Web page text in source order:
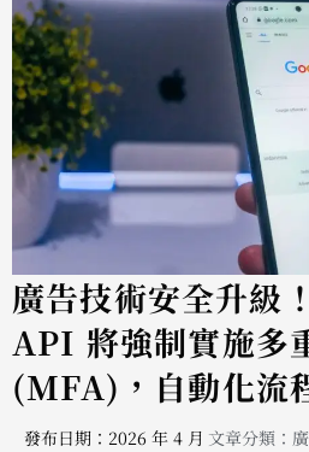
廣告技術安全升級
API 將強制實施多
(MFA)，自動化流
發布日期：2026 年 4 月 文章分類：